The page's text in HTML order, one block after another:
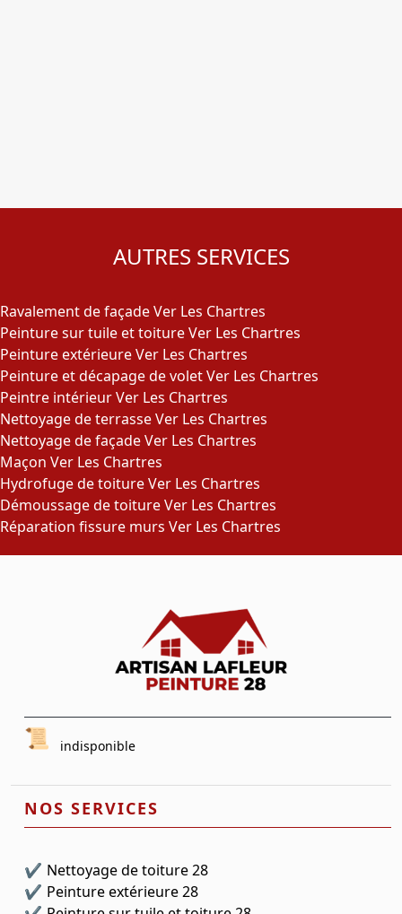
AUTRES SERVICES
Ravalement de façade Ver Les Chartres
Peinture sur tuile et toiture Ver Les Chartres
Peinture extérieure Ver Les Chartres
Peinture et décapage de volet Ver Les Chartres
Peintre intérieur Ver Les Chartres
Nettoyage de terrasse Ver Les Chartres
Nettoyage de façade Ver Les Chartres
Maçon Ver Les Chartres
Hydrofuge de toiture Ver Les Chartres
Démoussage de toiture Ver Les Chartres
Réparation fissure murs Ver Les Chartres
indisponible
NOS SERVICES
Nettoyage de toiture 28
Peinture extérieure 28